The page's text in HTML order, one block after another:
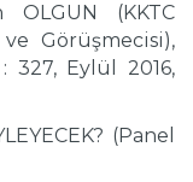
(KKTC
ve Görüşmecisi),
327, Eylül 2016,
(Panel